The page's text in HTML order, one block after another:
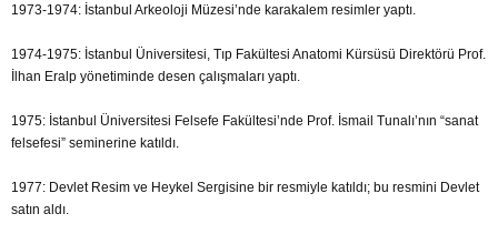
1973-1974: İstanbul Arkeoloji Müzesi’nde karakalem resimler yaptı.
1974-1975: İstanbul Üniversitesi, Tıp Fakültesi Anatomi Kürsüsü Direktörü Prof.
İlhan Eralp yönetiminde desen çalışmaları yaptı.
1975: İstanbul Üniversitesi Felsefe Fakültesi’nde Prof. İsmail Tunalı’nın “sanat
felsefesi” seminerine katıldı.
1977: Devlet Resim ve Heykel Sergisine bir resmiyle katıldı; bu resmini Devlet
satın aldı.